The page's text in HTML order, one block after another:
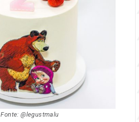
Fonte: @legustmalu